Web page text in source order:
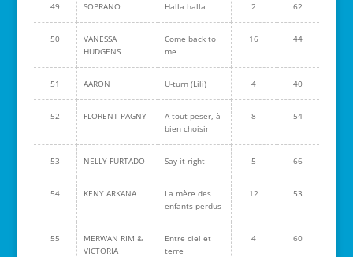
49 SOPRANO Halla halla 2 62
50
VANESSA
HUDGENS
Come back to
me
16 44
51 AARON U-turn (Lili) 4 40
52 FLORENT PAGNY
A tout peser, à
bien choisir
8 54
53 NELLY FURTADO Say it right 5 66
54 KENY ARKANA
La mère des
enfants perdus
12 53
55
MERWAN RIM &
VICTORIA
Entre ciel et
terre
4 60